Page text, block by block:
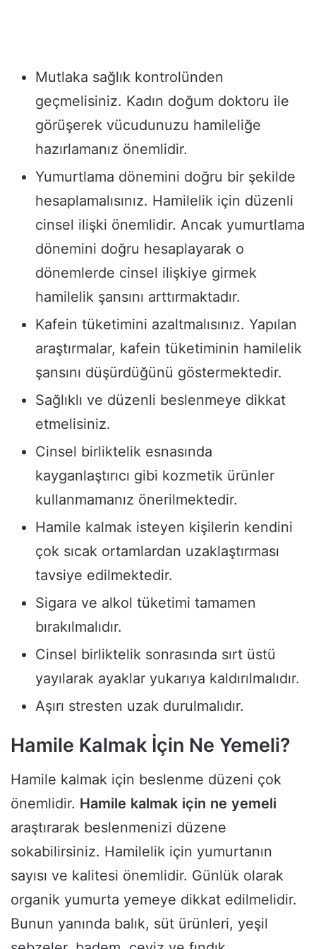
Mutlaka sağlık kontrolünden
geçmelisiniz. Kadın doğum doktoru ile
görüşerek vücudunuzu hamileliğe
hazırlamanız önemlidir.
Yumurtlama dönemini doğru bir şekilde
hesaplamalısınız. Hamilelik için düzenli
cinsel ilişki önemlidir. Ancak yumurtlama
dönemini doğru hesaplayarak o
dönemlerde cinsel ilişkiye girmek
hamilelik şansını arttırmaktadır.
Kafein tüketimini azaltmalısınız. Yapılan
araştırmalar, kafein tüketiminin hamilelik
şansını düşürdüğünü göstermektedir.
Sağlıklı ve düzenli beslenmeye dikkat
etmelisiniz.
Cinsel birliktelik esnasında
kayganlaştırıcı gibi kozmetik ürünler
kullanmamanız önerilmektedir.
Hamile kalmak isteyen kişilerin kendini
çok sıcak ortamlardan uzaklaştırması
tavsiye edilmektedir.
Sigara ve alkol tüketimi tamamen
bırakılmalıdır.
Cinsel birliktelik sonrasında sırt üstü
yayılarak ayaklar yukarıya kaldırılmalıdır.
Aşırı stresten uzak durulmalıdır.
Hamile Kalmak İçin Ne Yemeli?
Hamile kalmak için beslenme düzeni çok
önemlidir. Hamile kalmak için ne yemeli
araştırarak beslenmenizi düzene
sokabilirsiniz. Hamilelik için yumurtanın
sayısı ve kalitesi önemlidir. Günlük olarak
organik yumurta yemeye dikkat edilmelidir.
Bunun yanında balık, süt ürünleri, yeşil